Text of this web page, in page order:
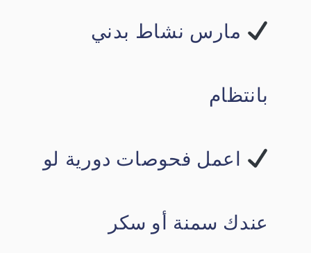
مارس نشاط بدني
بانتظام
اعمل فحوصات دورية لو
عندك سمنة أو سكر